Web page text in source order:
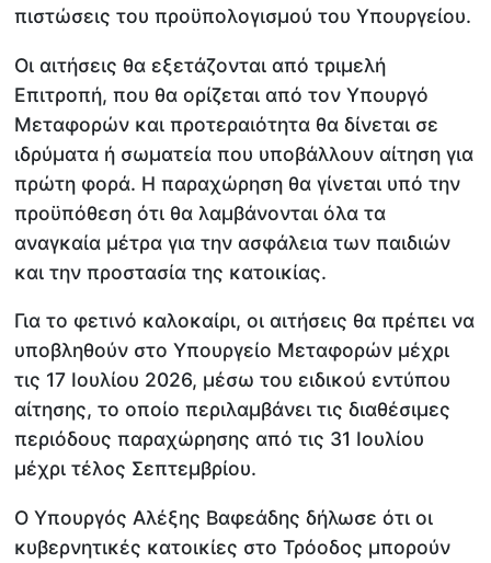
πιστώσεις του προϋπολογισμού του Υπουργείου.
Οι αιτήσεις θα εξετάζονται από τριμελή
Επιτροπή, που θα ορίζεται από τον Υπουργό
Μεταφορών και προτεραιότητα θα δίνεται σε
ιδρύματα ή σωματεία που υποβάλλουν αίτηση για
πρώτη φορά. Η παραχώρηση θα γίνεται υπό την
προϋπόθεση ότι θα λαμβάνονται όλα τα
αναγκαία μέτρα για την ασφάλεια των παιδιών
και την προστασία της κατοικίας.
Για το φετινό καλοκαίρι, οι αιτήσεις θα πρέπει να
υποβληθούν στο Υπουργείο Μεταφορών μέχρι
τις 17 Ιουλίου 2026, μέσω του ειδικού εντύπου
αίτησης, το οποίο περιλαμβάνει τις διαθέσιμες
περιόδους παραχώρησης από τις 31 Ιουλίου
μέχρι τέλος Σεπτεμβρίου.
Ο Υπουργός Αλέξης Βαφεάδης δήλωσε ότι οι
κυβερνητικές κατοικίες στο Τρόοδος μπορούν